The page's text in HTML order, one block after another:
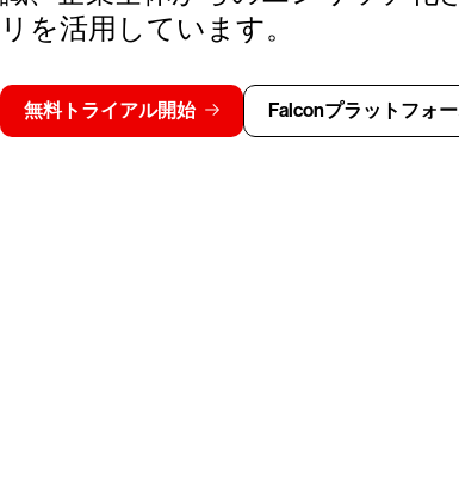
リを活用しています。
無料トライアル開始 Falconプラットフォ